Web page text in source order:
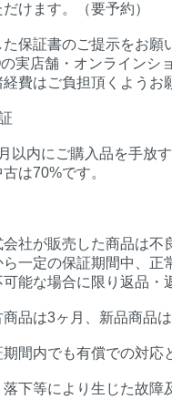
けます。（要予約）
た保証書のご提示をお願
の実店舗・オンラインシ
経費はご負担頂くようお
以内にご購入品を手放
は70%です。
社が販売した商品は
ら一定の保証期間中、
能な場合に限り返品・
品は3ヶ月、新品商品は
間内でも有償での対応
落下等により生じた故障